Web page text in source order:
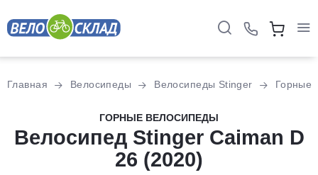
Главная Велосипеды Велосипеды Stinger Горные
ГОРНЫЕ ВЕЛОСИПЕДЫ
Велосипед Stinger Caiman D
26 (2020)
Разбейте
оплатуна части
без переплат